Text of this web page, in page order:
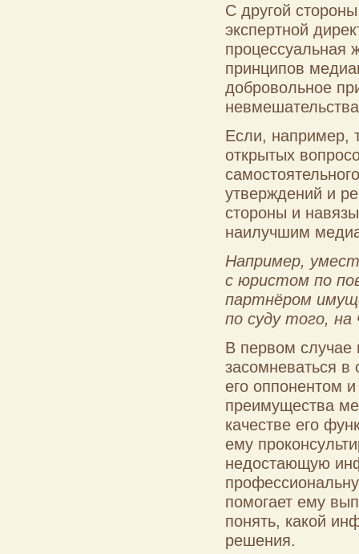
С другой
экспертной
процессуальная
принципов
добровольное
Если, например,
открытых
утверждений и
стороны и
наилучшим
Например,
с юристом по
партнёром
по суду того,
В первом случае
засомневаться в
его оппонентом
преимущества
качестве его
ему
недостающую
помогает ему
понять, какой
решения.